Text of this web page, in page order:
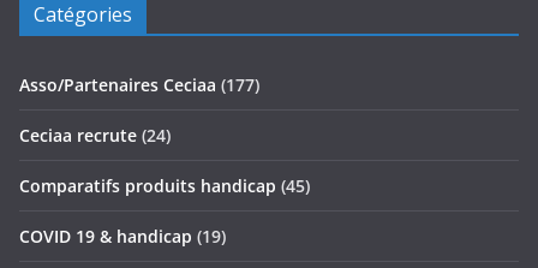
Catégories
Asso/Partenaires Ceciaa (177)
Ceciaa recrute (24)
Comparatifs produits handicap (45)
COVID 19 & handicap (19)